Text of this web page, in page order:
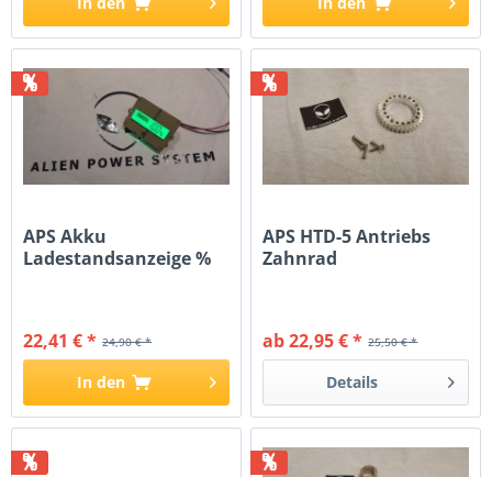
%
APS Akku
Ladestandsanzeige %
24,90 € *
22,41 € *
In den
%
APS HTD-5 Antriebs
Zahnrad
25,50 € *
ab 22,95 € *
Details
% %